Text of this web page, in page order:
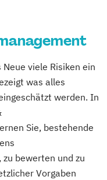
viele Risiken ein
was alles
werden. In
Sie, bestehende
bewerten und zu
Vorgaben